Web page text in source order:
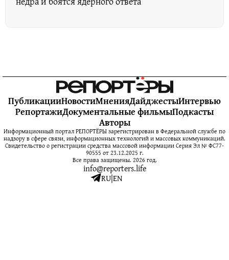
ПубликацииНовостиМненияДайджестыИнтервью
РепортажиДокументальные фильмыПодкасты
Авторы
Информационный портал РЕПОРТЁРЫ зарегистрирован в Федеральной службе по
надзору в сфере связи, информационных технологий и массовых коммуникаций.
Свидетельство о регистрации средства массовой информации Серия Эл № ФС77-
90555 от 23.12.2025 г.
Все права защищены. 2026 год.
info@reporters.life
RU|EN